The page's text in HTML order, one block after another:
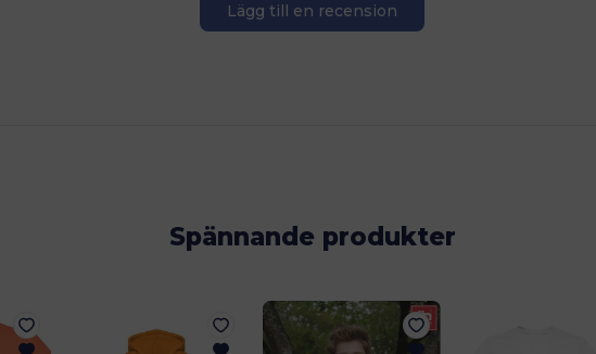
Lägg till en recension
Spännande produkter